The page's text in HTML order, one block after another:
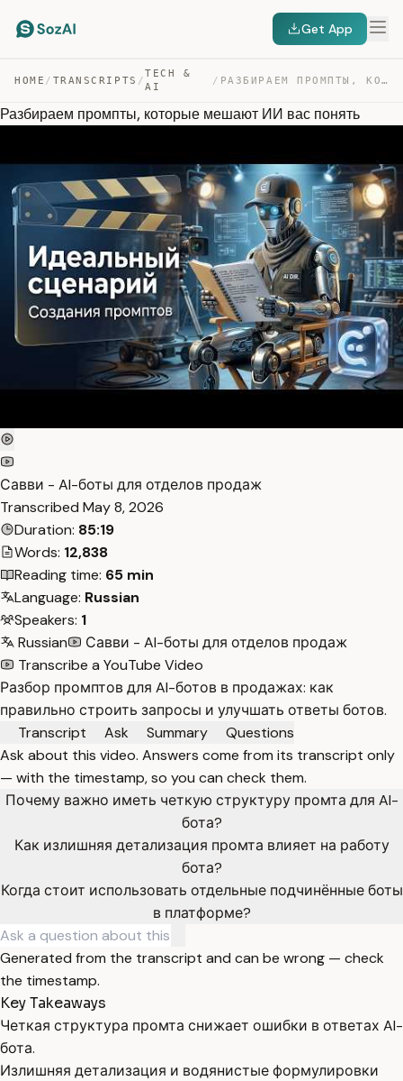
Get App
HOME / TRANSCRIPTS /
TECH &
AI
/ РАЗБИРАЕМ ПРОМПТЫ, КОТОРЫЕ МЕШАЮТ ИИ ВАС ПОНЯТЬ — TRANSCRIPT
Разбираем промпты, которые мешают ИИ вас понять
Савви - AI-боты для отделов продаж
Transcribed May 8, 2026
Duration: 85:19
Words: 12,838
Reading time: 65 min
Language: Russian
Speakers: 1
Russian
Савви - AI-боты для отделов продаж
Transcribe a YouTube Video
Разбор промптов для AI-ботов в продажах: как
правильно строить запросы и улучшать ответы ботов.
Transcript
Ask Summary
Questions
Ask about this video. Answers come from its transcript only
— with the timestamp, so you can check them.
Почему важно иметь четкую структуру промта для AI-
бота?
Как излишняя детализация промта влияет на работу
бота?
Когда стоит использовать отдельные подчинённые боты
в платформе?
Generated from the transcript and can be wrong — check
the timestamp.
Key Takeaways
Четкая структура промта снижает ошибки в ответах AI-
бота.
Излишняя детализация и водянистые формулировки